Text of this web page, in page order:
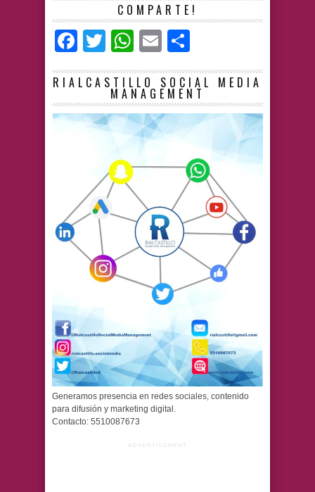
COMPARTE!
Facebook
Twitter
WhatsApp
Email
RIALCASTILLO SOCIAL MEDIA
MANAGEMENT
Generamos presencia en redes sociales, contenido
para difusión y marketing digital.
Contacto: 5510087673
ADVERTISEMENT